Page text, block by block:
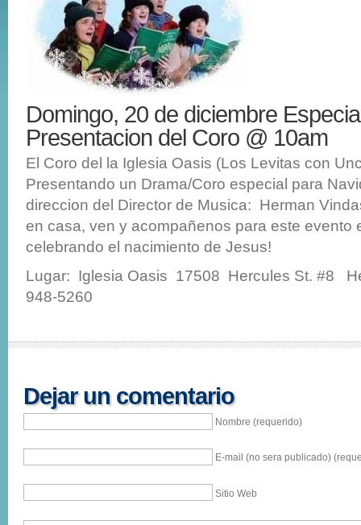
Domingo, 20 de diciembre
Presentacion del Coro @ 10am
El Coro del la Iglesia Oasis (Los Levitas con
Presentando un Drama/Coro especial para
direccion del Director de Musica: Herman
en casa, ven y acompañenos para este evento
celebrando el nacimiento de Jesus!
Lugar: Iglesia Oasis 17508 Hercules St. #8
948-5260
Dejar un comentario
Nombre (requerido)
E-mail (no sera publicado)
Sitio Web